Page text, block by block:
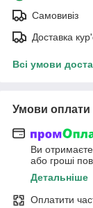
Самовивіз
Доставка
Всі умови
Умови оплати
Ви
або гроші
Детальніше
Оплатити